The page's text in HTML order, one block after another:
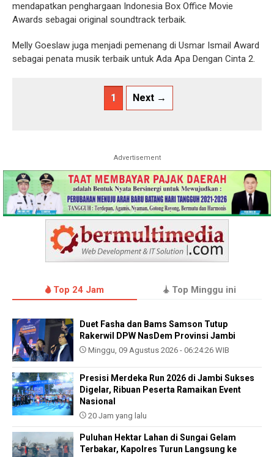
mendapatkan penghargaan Indonesia Box Office Movie
Awards sebagai original soundtrack terbaik.
Melly Goeslaw juga menjadi pemenang di Usmar Ismail Award
sebagai penata musik terbaik untuk Ada Apa Dengan Cinta 2.
1 Next →
Advertisement
Top 24 Jam Top Minggu ini
Duet Fasha dan Bams Samson Tutup
Rakerwil DPW NasDem Provinsi Jambi
Minggu, 09 Agustus 2026 - 06:24:26 WIB
Presisi Merdeka Run 2026 di Jambi Sukses
Digelar, Ribuan Peserta Ramaikan Event
Nasional
20 Jam yang lalu
Puluhan Hektar Lahan di Sungai Gelam
Terbakar, Kapolres Turun Langsung ke